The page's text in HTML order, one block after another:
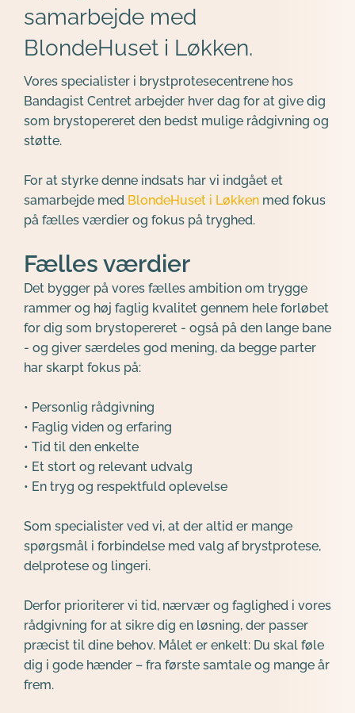
samarbejde med
BlondeHuset i Løkken.
Vores specialister i brystprotesecentrene hos
Bandagist Centret arbejder hver dag for at give dig
som brystopereret den bedst mulige rådgivning og
støtte.
For at styrke denne indsats har vi indgået et
samarbejde med BlondeHuset i Løkken med fokus
på fælles værdier og fokus på tryghed.
Fælles værdier
Det bygger på vores fælles ambition om trygge
rammer og høj faglig kvalitet gennem hele forløbet
for dig som brystopereret - også på den lange bane
- og giver særdeles god mening, da begge parter
har skarpt fokus på:
• Personlig rådgivning
• Faglig viden og erfaring
• Tid til den enkelte
• Et stort og relevant udvalg
• En tryg og respektfuld oplevelse
Som specialister ved vi, at der altid er mange
spørgsmål i forbindelse med valg af brystprotese,
delprotese og lingeri.
Derfor prioriterer vi tid, nærvær og faglighed i vores
rådgivning for at sikre dig en løsning, der passer
præcist til dine behov. Målet er enkelt: Du skal føle
dig i gode hænder – fra første samtale og mange år
frem.